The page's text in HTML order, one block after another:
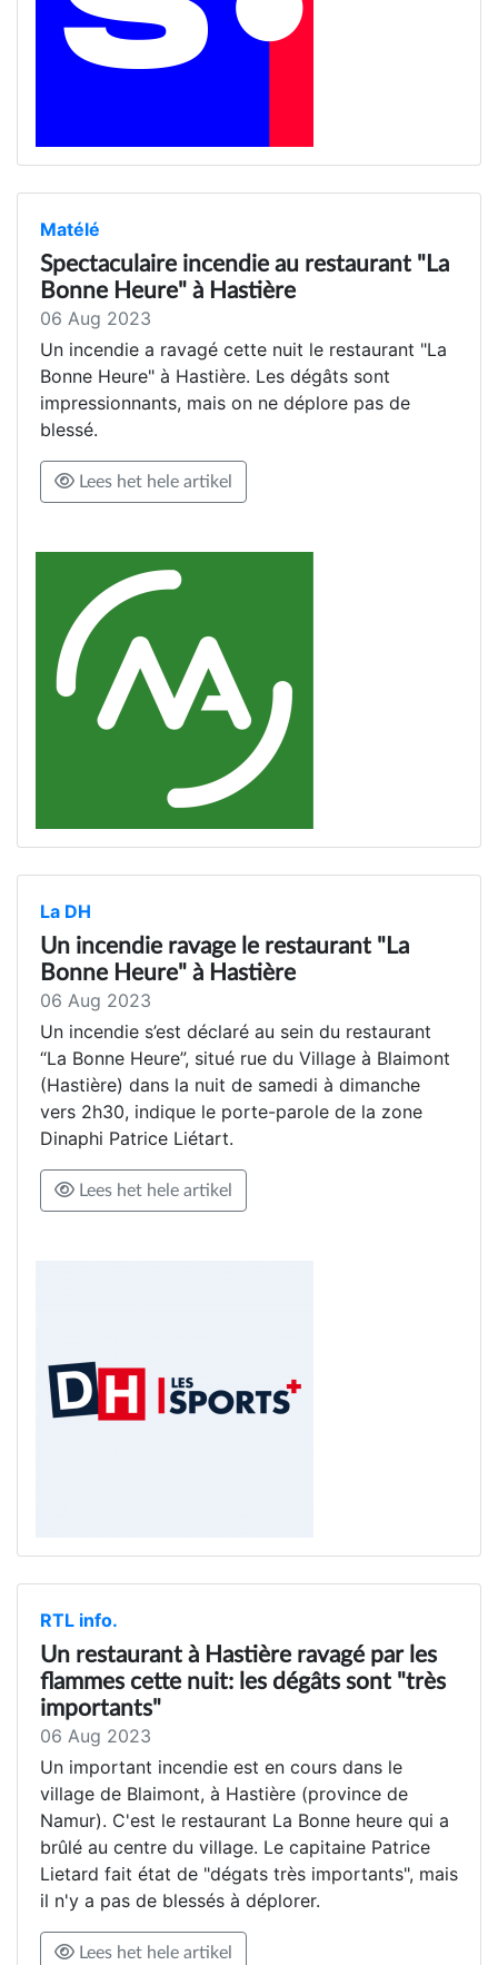
Matélé
Spectaculaire incendie au restaurant "La
Bonne Heure" à Hastière
06 Aug 2023
Un incendie a ravagé cette nuit le restaurant "La
Bonne Heure" à Hastière. Les dégâts sont
impressionnants, mais on ne déplore pas de
blessé.
Lees het hele artikel
La DH
Un incendie ravage le restaurant "La
Bonne Heure" à Hastière
06 Aug 2023
Un incendie s’est déclaré au sein du restaurant
“La Bonne Heure”, situé rue du Village à Blaimont
(Hastière) dans la nuit de samedi à dimanche
vers 2h30, indique le porte-parole de la zone
Dinaphi Patrice Liétart.
Lees het hele artikel
RTL info.
Un restaurant à Hastière ravagé par les
flammes cette nuit: les dégâts sont "très
importants"
06 Aug 2023
Un important incendie est en cours dans le
village de Blaimont, à Hastière (province de
Namur). C'est le restaurant La Bonne heure qui a
brûlé au centre du village. Le capitaine Patrice
Lietard fait état de "dégats très importants", mais
il n'y a pas de blessés à déplorer.
Lees het hele artikel